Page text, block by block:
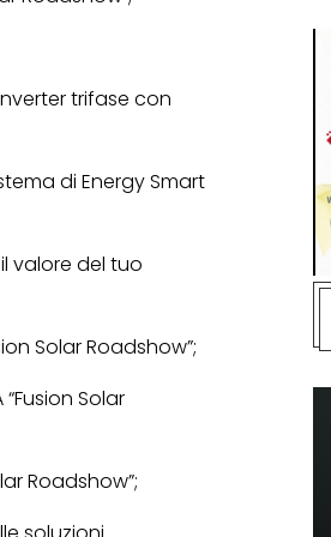
inverter trifase con
di Energy Smart
il valore del tuo
Solar Roadshow”;
“Fusion Solar
Roadshow”;